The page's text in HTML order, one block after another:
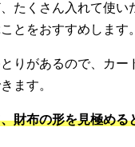
たくさん入れて使い
とをおすすめします。
りがあるので、カー
ます。
財布の形を見極める